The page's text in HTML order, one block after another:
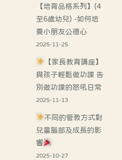
【培育品格系列】(4
至6歲幼兒) -如何培
養小朋友公德心
2025-11-25
【家長教育講座】
與孩子輕鬆做功課 告
別做功課的怒吼日常
2025-11-13
不同的管教方式對
兒童腦部及成長的影
響
2025-10-27